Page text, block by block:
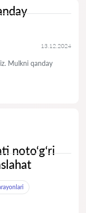
13.12.2024
Mulkni qanday
noto‘g‘ri